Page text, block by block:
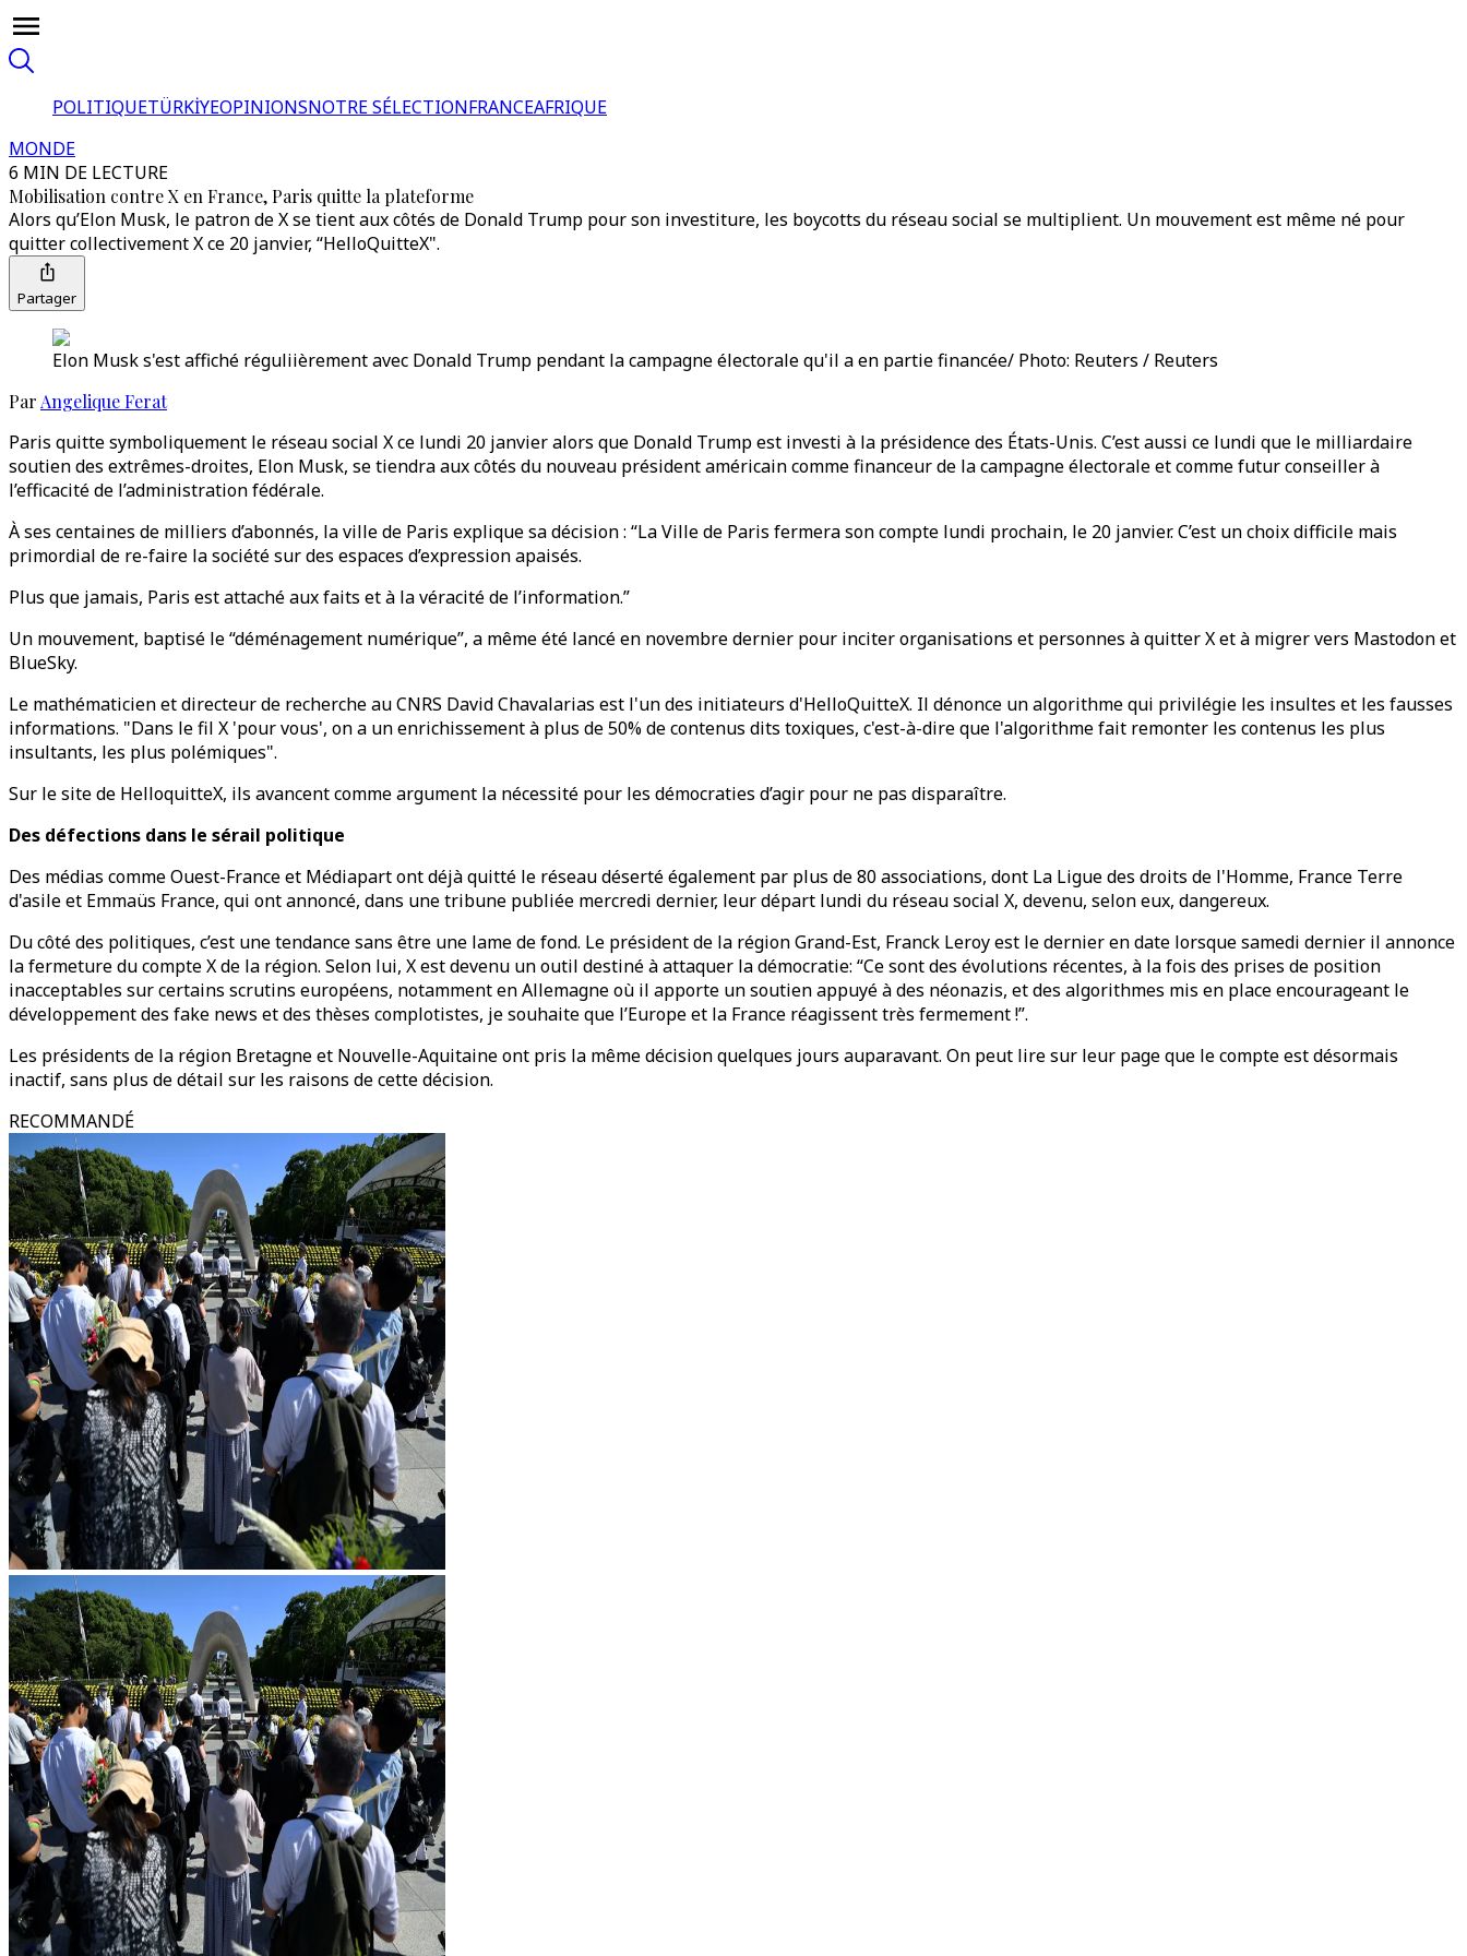
POLITIQUETÜRKİYEOPINIONSNOTRE SÉLECTIONFRANCEAFRIQUE
MONDE
6 MIN DE LECTURE
Mobilisation contre X en France, Paris quitte la plateforme
Alors qu’Elon Musk, le patron de X se tient aux côtés de Donald Trump pour son investiture, les boycotts du réseau social se multiplient. Un mouvement est même né pour
quitter collectivement X ce 20 janvier, “HelloQuitteX".
Partager
Elon Musk s'est affiché réguliièrement avec Donald Trump pendant la campagne électorale qu'il a en partie financée/ Photo: Reuters / Reuters
Par Angelique Ferat
Paris quitte symboliquement le réseau social X ce lundi 20 janvier alors que Donald Trump est investi à la présidence des États-Unis. C’est aussi ce lundi que le milliardaire
soutien des extrêmes-droites, Elon Musk, se tiendra aux côtés du nouveau président américain comme financeur de la campagne électorale et comme futur conseiller à
l’efficacité de l’administration fédérale.
À ses centaines de milliers d’abonnés, la ville de Paris explique sa décision : “La Ville de Paris fermera son compte lundi prochain, le 20 janvier. C’est un choix difficile mais
primordial de re-faire la société sur des espaces d’expression apaisés.
Plus que jamais, Paris est attaché aux faits et à la véracité de l’information.”
Un mouvement, baptisé le “déménagement numérique”, a même été lancé en novembre dernier pour inciter organisations et personnes à quitter X et à migrer vers Mastodon et
BlueSky.
Le mathématicien et directeur de recherche au CNRS David Chavalarias est l'un des initiateurs d'HelloQuitteX. Il dénonce un algorithme qui privilégie les insultes et les fausses
informations. "Dans le fil X 'pour vous', on a un enrichissement à plus de 50% de contenus dits toxiques, c'est-à-dire que l'algorithme fait remonter les contenus les plus
insultants, les plus polémiques".
Sur le site de HelloquitteX, ils avancent comme argument la nécessité pour les démocraties d’agir pour ne pas disparaître.
Des défections dans le sérail politique
Des médias comme Ouest-France et Médiapart ont déjà quitté le réseau déserté également par plus de 80 associations, dont La Ligue des droits de l'Homme, France Terre
d'asile et Emmaüs France, qui ont annoncé, dans une tribune publiée mercredi dernier, leur départ lundi du réseau social X, devenu, selon eux, dangereux.
Du côté des politiques, c’est une tendance sans être une lame de fond. Le président de la région Grand-Est, Franck Leroy est le dernier en date lorsque samedi dernier il annonce
la fermeture du compte X de la région. Selon lui, X est devenu un outil destiné à attaquer la démocratie: “Ce sont des évolutions récentes, à la fois des prises de position
inacceptables sur certains scrutins européens, notamment en Allemagne où il apporte un soutien appuyé à des néonazis, et des algorithmes mis en place encourageant le
développement des fake news et des thèses complotistes, je souhaite que l’Europe et la France réagissent très fermement !”.
Les présidents de la région Bretagne et Nouvelle-Aquitaine ont pris la même décision quelques jours auparavant. On peut lire sur leur page que le compte est désormais
inactif, sans plus de détail sur les raisons de cette décision.
RECOMMANDÉ